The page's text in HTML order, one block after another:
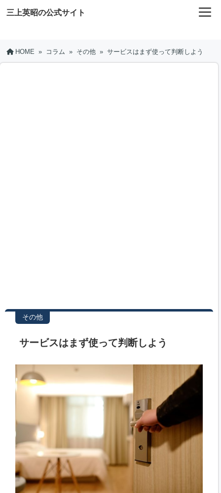
三上英昭の公式サイト
HOME » コラム » その他 » サービスはまず使って判断しよう
その他
サービスはまず使って判断しよう